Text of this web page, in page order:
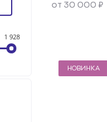
1 928
от 30 000 ₽
НОВИНКА